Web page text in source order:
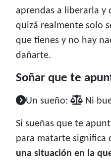
aprendas a liberarla y
quizá realmente solo
que tienes y no hay
dañarte.
Soñar que te
Un sueño: Ni
Si sueñas que te
para matarte significa
una situación en la